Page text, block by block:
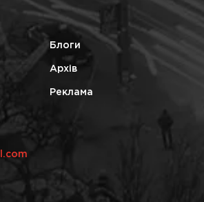
Блоги
Архів
Реклама